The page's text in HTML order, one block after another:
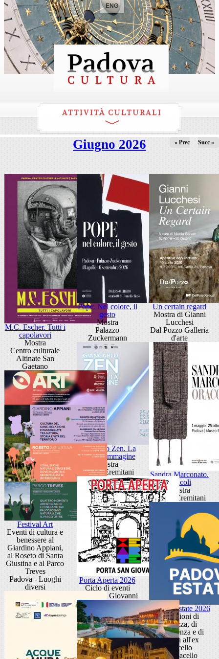
ENG
ATTIVITÀ CULTURALI
Giugno 2026 « Prec Succ »
M.C. Escher. Tutti i
capolavori
Mostra
Centro culturale
Altinate San
Gaetano
Pope. Nel colore, il
gesto
Mostra
Palazzo
Zuckermann
Un certain regard
Mostra di Gianni
Lucchesi
Dal Pozzo Galleria
d'arte
Giancarlo Zen. La
luce fa l'immagine
Mostra
Museo Eremitani
Sandra Marconato.
Oracoli
Mostra
Museo Eremitani
Festival Art
Eventi di cultura e
benessere al
Giardino Appiani,
al Roseto di Santa
Giustina e al Parco
Treves
Padova - Luoghi
diversi
Porta Aperta 2026
Ciclo di eventi
Porta San Giovanni
Padova Estate 2026
Occasioni di
bellezza, di
conoscenza e di
cultura all'ex
Macello
Ex Macello